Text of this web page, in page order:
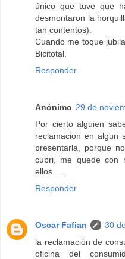
único que tuve que
desmontaron la
tan contentos).
Cuando me toque
Bicitotal.
Responder
Anónimo 29 de
Por cierto alguien
reclamacion en algun
presentarla, porque
cubri, me quede con
ellos.....
Responder
Oscar Fafian
30
la reclamación de
oficina del